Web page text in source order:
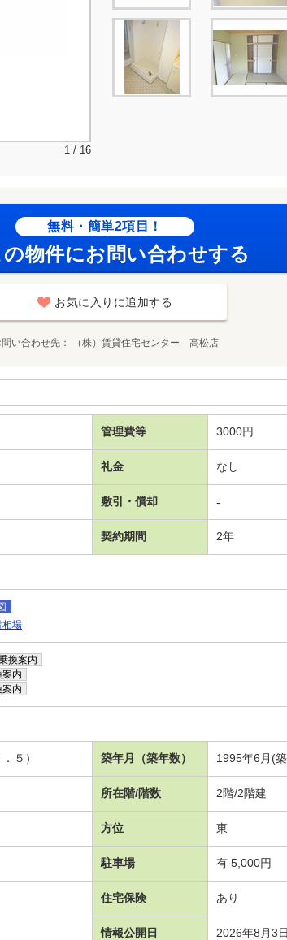
1 / 16
無料・簡単2項目！
の物件にお問い合わせする
お気に入りに追加する
問い合わせ先 （株）賃貸住宅センター 高松店
管理費等 3000円
礼金 なし
敷引・償却 -
契約期間 2年
相場
換案内
案内
案内
５） 築年月（築年数） 1995年6月(
所在階/階数 2階/2階建
方位 東
駐車場 有 5,000円
住宅保険 あり
情報公開日 2026年8月3日